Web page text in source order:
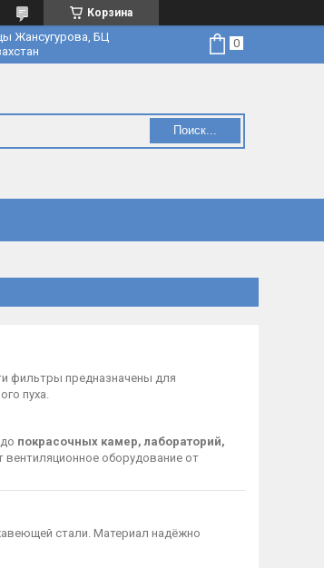
Корзина
Жансугурова, БЦ
Поиск...
фильтры предназначены для
пуха.
до покрасочных камер, лабораторий,
оборудование от
стали. Материал надёжно